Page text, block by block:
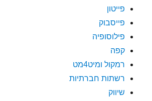
פייטון
פייסבוק
פילוסופיה
קפה
רמקול ומיט4מט
רשתות חברתיות
שיווק